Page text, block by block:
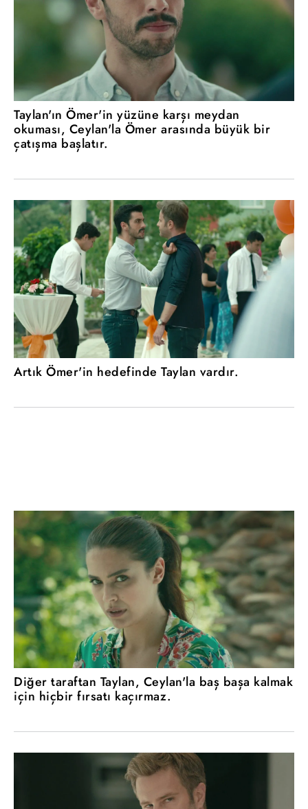
Taylan'ın Ömer'in yüzüne karşı meydan
okuması, Ceylan'la Ömer arasında büyük bir
çatışma başlatır.
Artık Ömer'in hedefinde Taylan vardır.
Diğer taraftan Taylan, Ceylan'la baş başa kalmak
için hiçbir fırsatı kaçırmaz.